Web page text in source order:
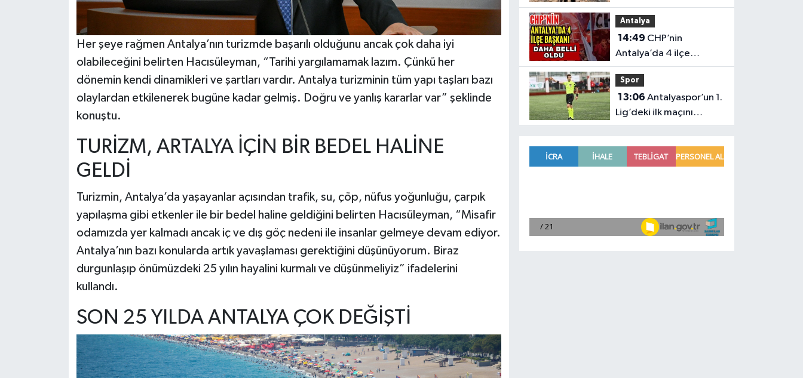
Her şeye rağmen Antalya’nın turizmde başarılı olduğunu ancak çok daha iyi
olabileceğini belirten Hacısüleyman, “Tarihi yargılamamak lazım. Çünkü her
dönemin kendi dinamikleri ve şartları vardır. Antalya turizminin tüm yapı taşları bazı
olaylardan etkilenerek bugüne kadar gelmiş. Doğru ve yanlış kararlar var” şeklinde
konuştu.
TURİZM, ARTALYA İÇİN BİR BEDEL HALİNE
GELDİ
Turizmin, Antalya’da yaşayanlar açısından trafik, su, çöp, nüfus yoğunluğu, çarpık
yapılaşma gibi etkenler ile bir bedel haline geldiğini belirten Hacısüleyman, “Misafir
odamızda yer kalmadı ancak iç ve dış göç nedeni ile insanlar gelmeye devam ediyor.
Antalya’nın bazı konularda artık yavaşlaması gerektiğini düşünüyorum. Biraz
durgunlaşıp önümüzdeki 25 yılın hayalini kurmalı ve düşünmeliyiz” ifadelerini
kullandı.
SON 25 YILDA ANTALYA ÇOK DEĞİŞTİ
atıklara karşı güçlü iş
birliği
Antalya
14:49
Antalya’da 4 ilçe
başkanı daha belli oldu
Spor
13:06
Lig’deki ilk maçını
yönetecek hakem belli